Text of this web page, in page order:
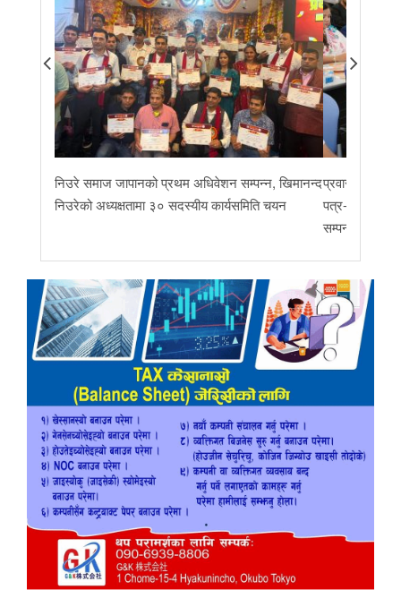
निउरे समाज जापानको प्रथम अधिवेशन सम्पन्न, खिमानन्द
निउरेको अध्यक्षतामा ३० सदस्यीय कार्यसमिति चयन
प्रवास र
पत्र-२०२६
सम्पन्न